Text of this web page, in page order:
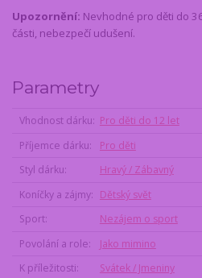
Upozornění: Nevhodné pro děti do
části, nebezpečí udušení.
Parametry
Vhodnost dárku
Pro děti do 12 let
Příjemce dárku
Pro děti
Styl dárku
Hravý / Zábavný
Koníčky a zájmy
Dětský svět
Sport
Nezájem o sport
Povolání a role
Jako mimino
K příležitosti
Svátek / Jmeniny